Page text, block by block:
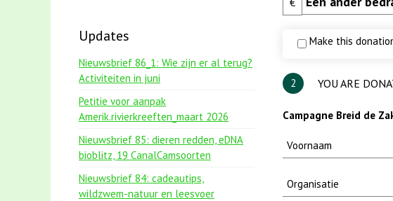
Make this
2 YOU ARE
Campagne Breid de
Updates
Nieuwsbrief 86_1: Wie zijn er al terug?
Activiteiten in juni
Petitie voor aanpak
Amerik.rivierkreeften_maart 2026
Nieuwsbrief 85: dieren redden, eDNA
bioblitz, 19 CanalCamsoorten
Nieuwsbrief 84: cadeautips,
wildzwem-natuur en leesvoer